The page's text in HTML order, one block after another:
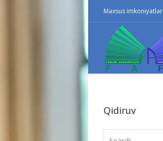
Maxsus imkoniyatlar
Qidiruv